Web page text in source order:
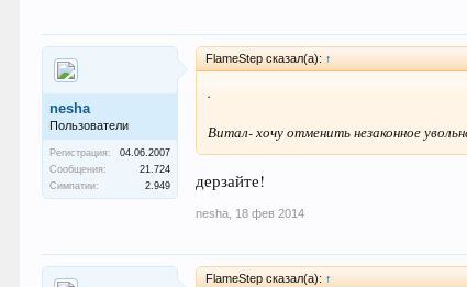
nesha
Пользователи
Регистрация:
04.06.2007
Сообщения:
21.724
Симпатии:
2.949
FlameStep сказал(а): ↑
.
Витал- хочу отменить незаконное
дерзайте!
nesha 18 фев 2014
FlameStep сказал(а): ↑